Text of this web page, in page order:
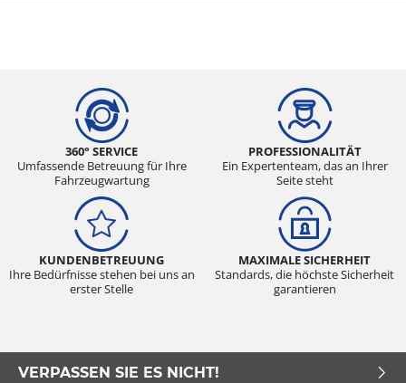
360° SERVICE
Umfassende Betreuung für Ihre
Fahrzeugwartung
PROFESSIONALITÄT
Ein Expertenteam, das an Ihrer
Seite steht
KUNDENBETREUUNG
Ihre Bedürfnisse stehen bei uns an
erster Stelle
MAXIMALE SICHERHEIT
Standards, die höchste Sicherheit
garantieren
VERPASSEN SIE ES NICHT!